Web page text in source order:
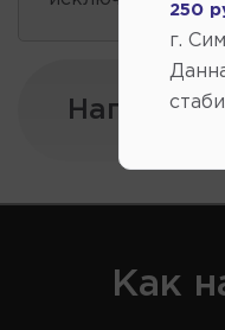
Как
250
г.